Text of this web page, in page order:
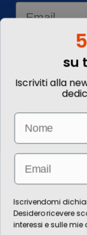
Kontakte
Wie buche ich?
Email
Die Bilder sind
Für die Erbringung
zuständig Ignas Tour
Italia, P.IVA:
Battisti, 28 - 39044
su
Iscriviti alla
Name
Email
Iscrivendomi
Desidero ricevere
interessi e sulle